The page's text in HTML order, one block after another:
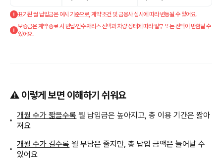
표기된 월 납입금은 예시 기준으로, 계약 조건 및 금융사 심사에 따라 변동될 수 있어요.
보증금은 계약 종료 시 반납·인수·재리스 선택과 차량 상태에 따라 일부 또는 전액이 반환될 수
있어요.
⚠️ 이렇게 보면 이해하기 쉬워요
개월 수가 짧을수록 월 납입금은 높아지고, 총 이용 기간은 짧아
져요
개월 수가 길수록 월 부담은 줄지만, 총 납입 금액은 늘어날 수
있어요